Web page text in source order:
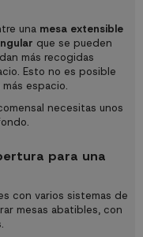
una mesa extensible
que se pueden
más recogidas
Esto no es posible
espacio.
necesitas unos
para una
con varios sistemas de
mesas abatibles, con